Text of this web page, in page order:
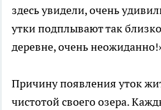
здесь увидели, очень
утки подплывают так
деревне, очень
Причину появления уток
чистотой своего озера.